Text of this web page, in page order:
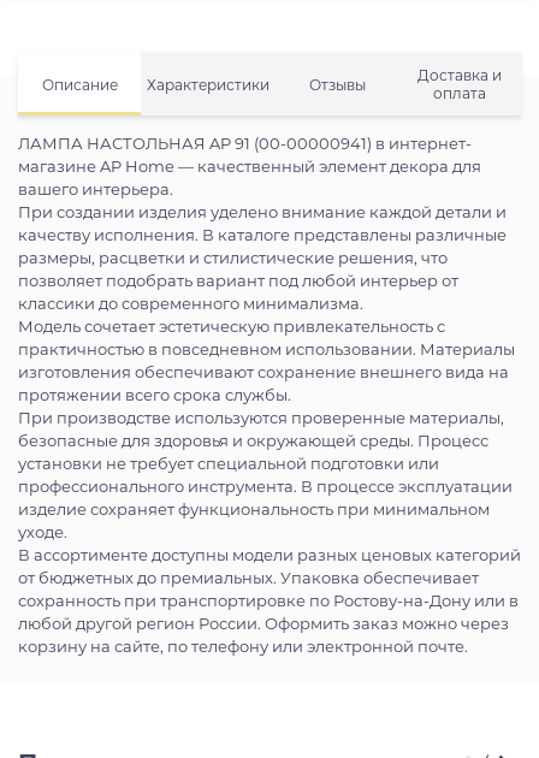
Описание Характеристики Отзывы
Доставка и
оплата
ЛАМПА НАСТОЛЬНАЯ AP 91 (00-00000941) в интернет-
магазине AP Home — качественный элемент декора для
вашего интерьера.
При создании изделия уделено внимание каждой детали и
качеству исполнения. В каталоге представлены различные
размеры, расцветки и стилистические решения, что
позволяет подобрать вариант под любой интерьер от
классики до современного минимализма.
Модель сочетает эстетическую привлекательность с
практичностью в повседневном использовании. Материалы
изготовления обеспечивают сохранение внешнего вида на
протяжении всего срока службы.
При производстве используются проверенные материалы,
безопасные для здоровья и окружающей среды. Процесс
установки не требует специальной подготовки или
профессионального инструмента. В процессе эксплуатации
изделие сохраняет функциональность при минимальном
уходе.
В ассортименте доступны модели разных ценовых категорий
от бюджетных до премиальных. Упаковка обеспечивает
сохранность при транспортировке по Ростову-на-Дону или в
любой другой регион России. Оформить заказ можно через
корзину на сайте, по телефону или электронной почте.